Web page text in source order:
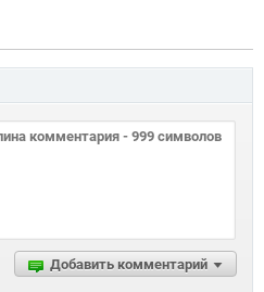
Добавить комментарий